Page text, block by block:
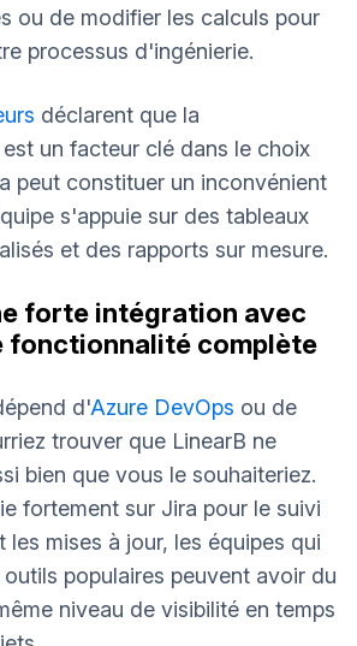
ou de modifier les calculs pour
processus d'ingénierie.
déclarent que la
un facteur clé dans le choix
peut constituer un inconvénient
s'appuie sur des tableaux
et des rapports sur mesure.
forte intégration avec
fonctionnalité complète
d'Azure DevOps ou de
trouver que LinearB ne
bien que vous le souhaiteriez.
fortement sur Jira pour le suivi
les mises à jour, les équipes qui
populaires peuvent avoir du
niveau de visibilité en temps